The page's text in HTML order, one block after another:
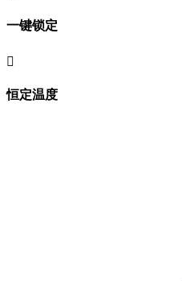
一键锁定

恒定温度